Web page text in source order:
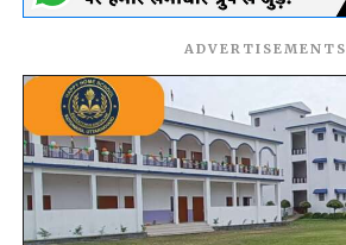
ADVERTISEMENTS